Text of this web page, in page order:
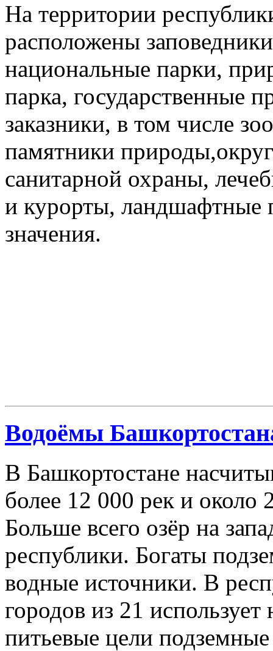
На территории
расположены
национальные парки,
парка, государственные
заказники, в том числе
памятники
санитарной охраны,
и курорты, ландшафтные
значения.
Водоёмы
В Башкортостане
более 12 000 рек и около
Больше всего озёр на
республики. Богаты
водные источники. В
городов из 21 использует
питьевые цели